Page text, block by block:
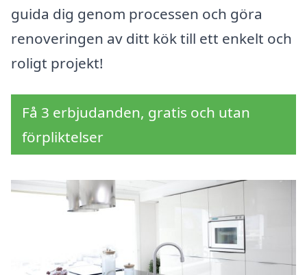
guida dig genom processen och göra
renoveringen av ditt kök till ett enkelt och
roligt projekt!
Få 3 erbjudanden, gratis och utan
förpliktelser